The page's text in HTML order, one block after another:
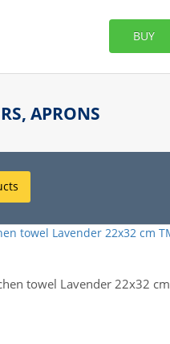
BUY
APRONS
towel Lavender 22x32 cm